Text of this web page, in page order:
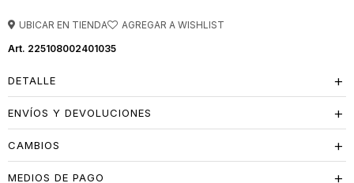
UBICAR EN TIENDA
225108002401035
DETALLE
ENVÍOS Y DEVOLUCIONES
CAMBIOS
MEDIOS DE PAGO